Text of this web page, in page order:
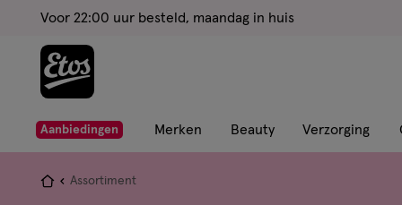
ga
de
hoofd
ga
naar
de
Voor 22:00 uur besteld, maandag in huis
Aanbiedingen Merken Beauty Verzorging
Je
Assortiment